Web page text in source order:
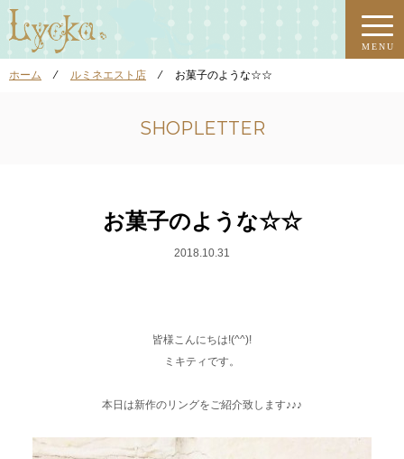
MENU
ホーム ⁄ ルミネエスト店 ⁄ お菓子のような☆☆
SHOPLETTER
お菓子のような☆☆
2018.10.31
皆様こんにちは!(^^)!
ミキティです。
本日は新作のリングをご紹介致します♪♪♪